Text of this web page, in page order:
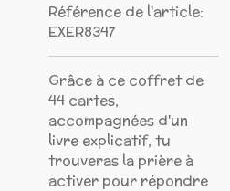
Référence de l'article:
EXER8347
Grâce à ce coffret de
44 cartes,
accompagnées d'un
livre explicatif, tu
trouveras la prière à
activer pour répondre